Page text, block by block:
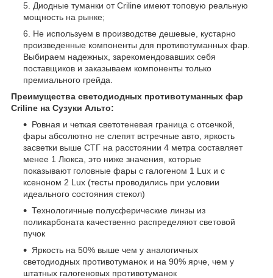
Диодные туманки от Criline имеют топовую реальную
мощность на рынке;
Не используем в производстве дешевые, кустарно
произведенные компоненты для противотуманных фар.
Выбираем надежных, зарекомендовавших себя
поставщиков и заказываем компоненты только
премиального грейда.
Преимущества светодиодных противотуманных фар
Criline на Сузуки Альто:
Ровная и четкая светотеневая граница с отсечкой,
фары абсолютно не слепят встречные авто, яркость
засветки выше СТГ на расстоянии 4 метра составляет
менее 1 Люкса, это ниже значения, которые
показывают головные фары с галогеном 1 Lux и с
ксеноном 2 Lux (тесты проводились при условии
идеального состояния стекол)
Технологичные полусферические линзы из
поликарбоната качественно распределяют световой
пучок
Яркость на 50% выше чем у аналогичных
светодиодных противотуманок и на 90% ярче, чем у
штатных галогеновых противотуманок